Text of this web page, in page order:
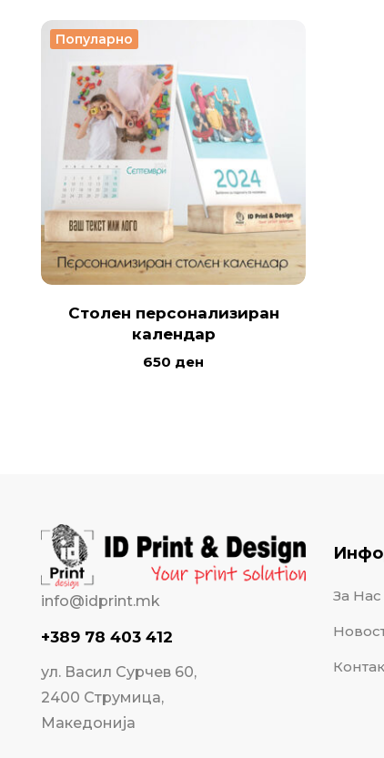
Популарно
Столен персонализиран
календар
650 ден
info@idprint.mk
+389 78 403 412
ул. Васил Сурчев 60,
2400 Струмица,
Македонија
За Нас